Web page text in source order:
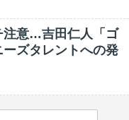
注意…吉田仁人「ゴ
ズタレントへの発